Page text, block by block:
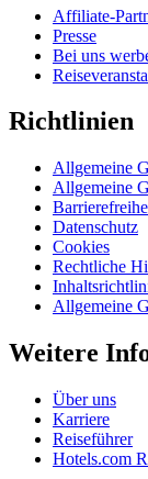
Affiliate-
Presse
Bei uns
Richtlinien
Allgemeine
Allgemeine
Datenschutz
Cookies
Rechtliche
Allgemeine
Weitere
Über uns
Karriere
Reiseführer
Hotels.com